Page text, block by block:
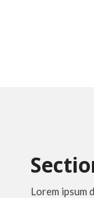
Lorem ipsum